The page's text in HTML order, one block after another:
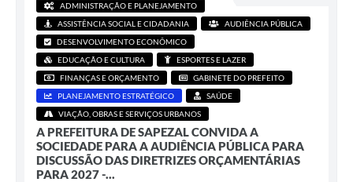
ADMINISTRAÇÃO E PLANEJAMENTO
ASSISTÊNCIA SOCIAL E CIDADANIA
AUDIÊNCIA PÚBLICA
DESENVOLVIMENTO ECONÔMICO
EDUCAÇÃO E CULTURA
ESPORTES E LAZER
FINANÇAS E ORÇAMENTO
GABINETE DO PREFEITO
PLANEJAMENTO ESTRATÉGICO
SAÚDE
VIAÇÃO, OBRAS E SERVIÇOS URBANOS
A PREFEITURA DE SAPEZAL CONVIDA A
SOCIEDADE PARA A AUDIÊNCIA PÚBLICA PARA
DISCUSSÃO DAS DIRETRIZES ORÇAMENTÁRIAS
PARA 2027 -...